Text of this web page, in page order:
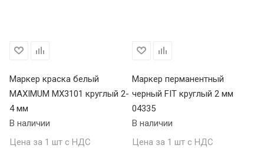
Маркер краска белый
MAXIMUM MX3101 круглый 2-
4 мм
В наличии
Цена за 1 шт с НДС
Маркер перманентный
черный FIT круглый 2 мм
04335
В наличии
Цена за 1 шт с НДС